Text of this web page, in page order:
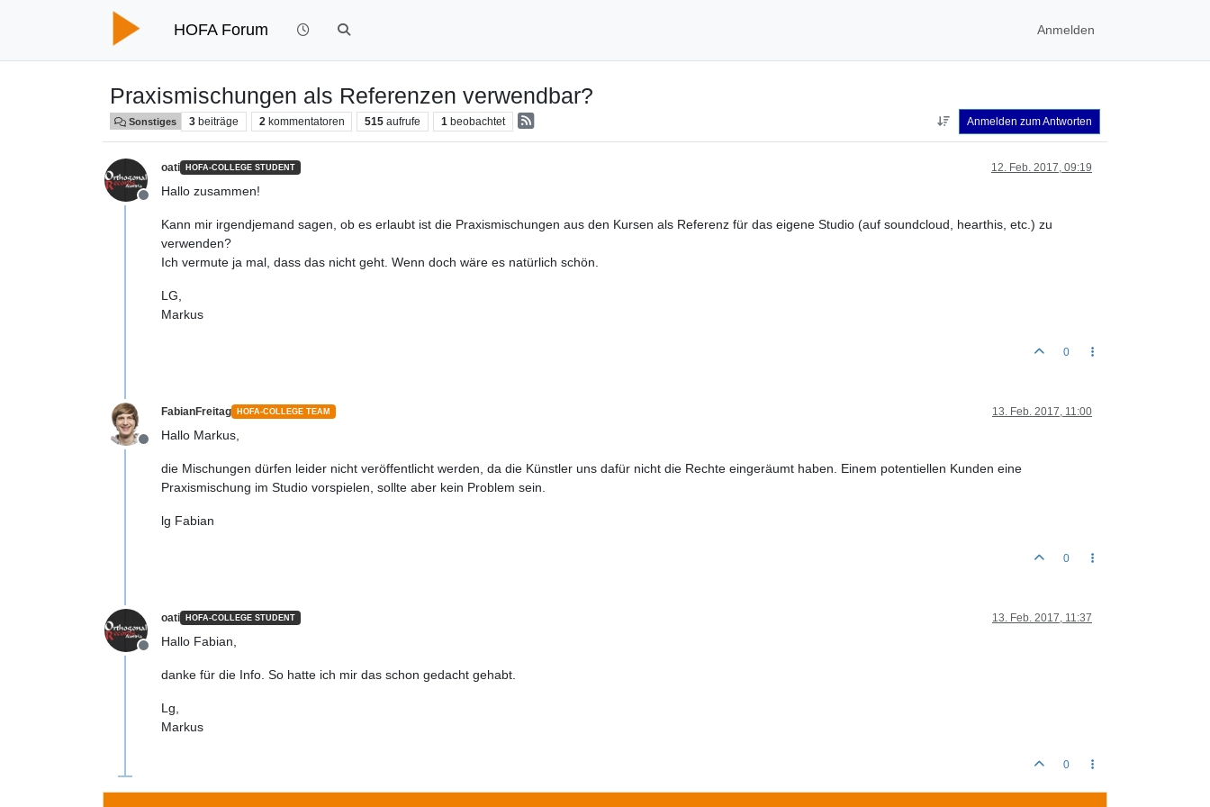
HOFA Forum Anmelden
Praxismischungen als Referenzen verwendbar?
Sonstiges 3 beiträge 2 kommentatoren 515 aufrufe 1 beobachtet Anmelden zum Antworten
Offline
oati HOFA-COLLEGE STUDENT 12. Feb. 2017, 09:19
Hallo zusammen!
Kann mir irgendjemand sagen, ob es erlaubt ist die Praxismischungen aus den Kursen als Referenz für das eigene Studio (auf soundcloud, hearthis, etc.) zu
verwenden?
Ich vermute ja mal, dass das nicht geht. Wenn doch wäre es natürlich schön.
LG,
Markus
0
Offline
FabianFreitag HOFA-COLLEGE TEAM 13. Feb. 2017, 11:00
Hallo Markus,
die Mischungen dürfen leider nicht veröffentlicht werden, da die Künstler uns dafür nicht die Rechte eingeräumt haben. Einem potentiellen Kunden eine
Praxismischung im Studio vorspielen, sollte aber kein Problem sein.
lg Fabian
0
Offline
oati HOFA-COLLEGE STUDENT 13. Feb. 2017, 11:37
Hallo Fabian,
danke für die Info. So hatte ich mir das schon gedacht gehabt.
Lg,
Markus
0